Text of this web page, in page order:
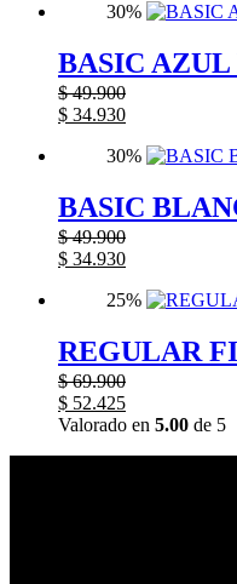
30%
BASIC
$49.900
$ 34.930
30%
BASIC
$49.900
$ 34.930
25%
REGULAR
$69.900
$ 52.425
Valorado en 5.00 de 5